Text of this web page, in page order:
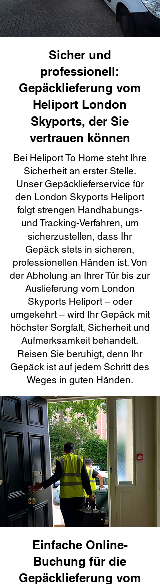
Sicher und
professionell:
Gepäcklieferung vom
Heliport London
Skyports, der Sie
vertrauen können
Bei Heliport To Home steht Ihre
Sicherheit an erster Stelle.
Unser Gepäcklieferservice für
den London Skyports Heliport
folgt strengen Handhabungs-
und Tracking-Verfahren, um
sicherzustellen, dass Ihr
Gepäck stets in sicheren,
professionellen Händen ist. Von
der Abholung an Ihrer Tür bis zur
Auslieferung vom London
Skyports Heliport – oder
umgekehrt – wird Ihr Gepäck mit
höchster Sorgfalt, Sicherheit und
Aufmerksamkeit behandelt.
Reisen Sie beruhigt, denn Ihr
Gepäck ist auf jedem Schritt des
Weges in guten Händen.
Einfache Online-
Buchung für die
Gepäcklieferung vom